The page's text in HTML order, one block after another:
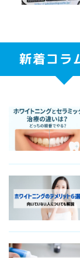
新着コラ